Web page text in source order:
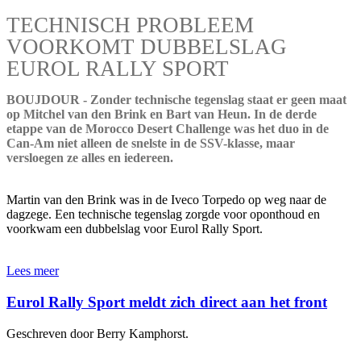
TECHNISCH PROBLEEM
VOORKOMT DUBBELSLAG
EUROL RALLY SPORT
BOUJDOUR - Zonder technische tegenslag staat er geen maat
op Mitchel van den Brink en Bart van Heun. In de derde
etappe van de Morocco Desert Challenge was het duo in de
Can-Am niet alleen de snelste in de SSV-klasse, maar
versloegen ze alles en iedereen.
Martin van den Brink was in de Iveco Torpedo op weg naar de
dagzege. Een technische tegenslag zorgde voor oponthoud en
voorkwam een dubbelslag voor Eurol Rally Sport.
Lees meer
Eurol Rally Sport meldt zich direct aan het front
Geschreven door Berry Kamphorst.